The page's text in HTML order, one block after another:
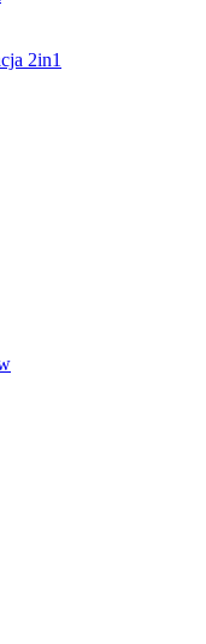
2in1